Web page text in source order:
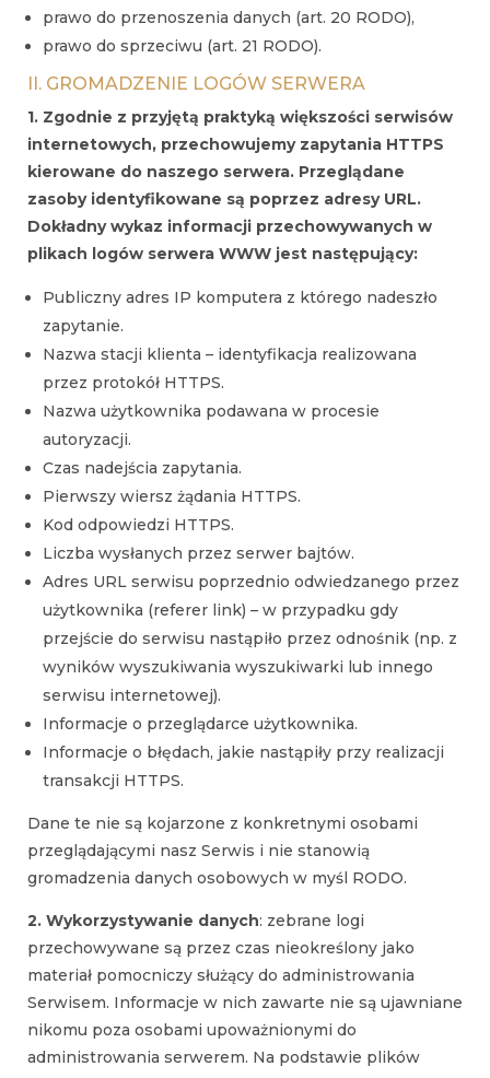
prawo do przenoszenia danych (art. 20 RODO),
prawo do sprzeciwu (art. 21 RODO).
II. GROMADZENIE LOGÓW SERWERA
1. Zgodnie z przyjętą praktyką większości serwisów
internetowych, przechowujemy zapytania HTTPS
kierowane do naszego serwera. Przeglądane
zasoby identyfikowane są poprzez adresy URL.
Dokładny wykaz informacji przechowywanych w
plikach logów serwera WWW jest następujący:
Publiczny adres IP komputera z którego nadeszło
zapytanie.
Nazwa stacji klienta – identyfikacja realizowana
przez protokół HTTPS.
Nazwa użytkownika podawana w procesie
autoryzacji.
Czas nadejścia zapytania.
Pierwszy wiersz żądania HTTPS.
Kod odpowiedzi HTTPS.
Liczba wysłanych przez serwer bajtów.
Adres URL serwisu poprzednio odwiedzanego przez
użytkownika (referer link) – w przypadku gdy
przejście do serwisu nastąpiło przez odnośnik (np. z
wyników wyszukiwania wyszukiwarki lub innego
serwisu internetowej).
Informacje o przeglądarce użytkownika.
Informacje o błędach, jakie nastąpiły przy realizacji
transakcji HTTPS.
Dane te nie są kojarzone z konkretnymi osobami
przeglądającymi nasz Serwis i nie stanowią
gromadzenia danych osobowych w myśl RODO.
2. Wykorzystywanie danych: zebrane logi
przechowywane są przez czas nieokreślony jako
materiał pomocniczy służący do administrowania
Serwisem. Informacje w nich zawarte nie są ujawniane
nikomu poza osobami upoważnionymi do
administrowania serwerem. Na podstawie plików